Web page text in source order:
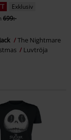
Exklusiv
699:-
The Nightmare
Luvtröja